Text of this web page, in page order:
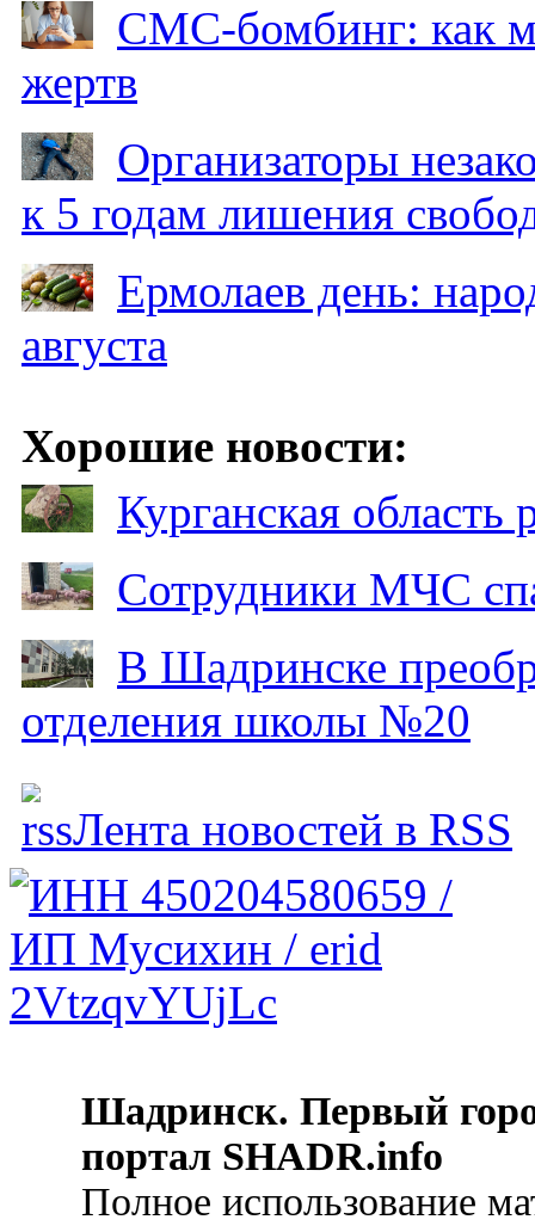
СМС-бомбинг: как
жертв
Организаторы
к 5 годам лишения
Ермолаев день:
августа
Хорошие новости:
Курганская
Сотрудники МЧС
В Шадринске
отделения школы №20
Лента новостей в RSS
Шадринск. Первый
портал SHADR.info
Полное использование